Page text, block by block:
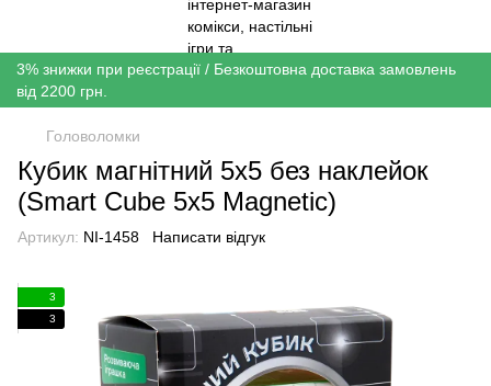
3% знижки при реєстрації / Безкоштовна доставка замовлень
від 2200 грн.
Головоломки
Кубик магнітний 5x5 без наклейок
(Smart Cube 5x5 Magnetic)
Артикул: NI-1458 Написати відгук
3
3